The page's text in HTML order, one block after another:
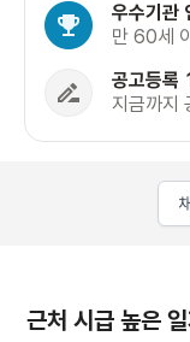
우수기관
만 60세
공고등록
지금까지
근처 시급 높은 일